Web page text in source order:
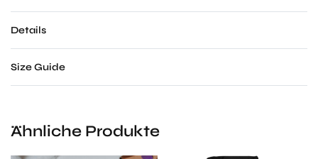
Details
Size Guide
Ähnliche Produkte